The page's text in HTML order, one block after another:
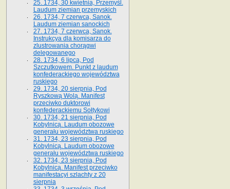
25. 1734, 30 kwietnia, Przemyśl.
Laudum ziemian przemyskich
26. 1734, 7 czerwca, Sanok.
Laudum ziemian sanockich
27. 1734, 7 czerwca, Sanok.
Instrukcya dla komisarza do
zlustrowania chorągwi
delegowanego
28. 1734, 6 lipca, Pod
Szczutkowem. Punkt z laudum
konfederackiego województwa
ruskiego
29. 1734, 20 sierpnia, Pod
Ryszkową Wolą. Manifest
przeciwko duktorowi
konfederackiemu Sołtykowi
30. 1734, 21 sierpnia, Pod
Kobylnicą. Laudum obozowe
generału województwa ruskiego
31. 1734, 23 sierpnia, Pod
Kobylnicą. Laudum obozowe
generału województwa ruskiego
32. 1734, 23 sierpnia, Pod
Kobylnicą. Manifest przeciwko
manifestacyi szlachty z 20
sierpnia